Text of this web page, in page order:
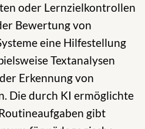
oder Lernzielkontrollen
Bewertung von
eine Hilfestellung
Textanalysen
Erkennung von
Die durch KI ermöglichte
gibt